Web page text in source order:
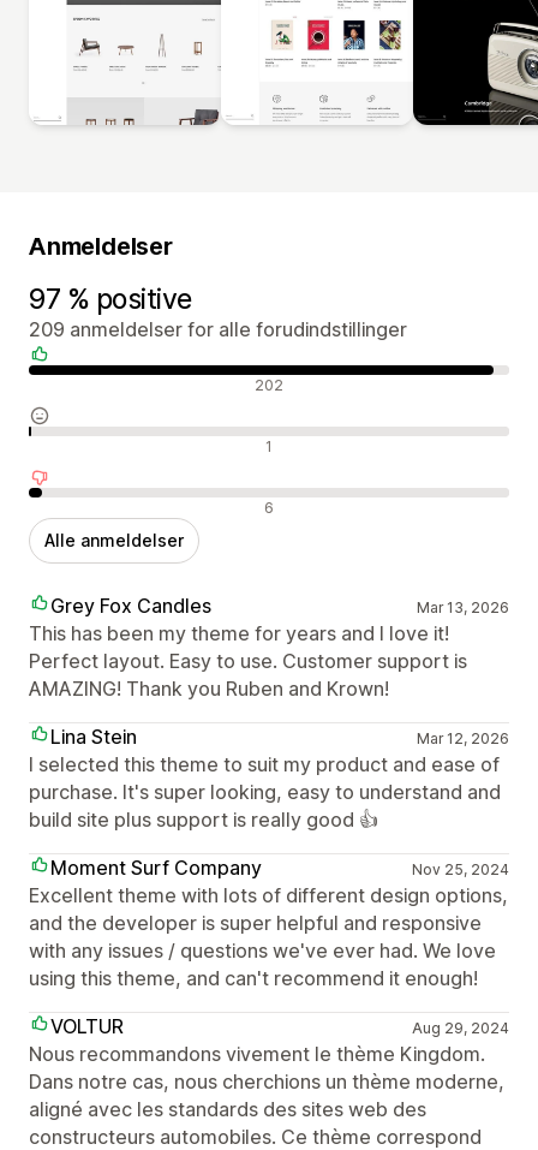
Anmeldelser
97 % positive
209 anmeldelser for alle forudindstillinger
Positive anmeldelser 202
Neutrale anmeldelser 1
Negative anmeldelser 6
Alle anmeldelser
Grey Fox Candles Mar 13, 2026
This has been my theme for years and I love it!
Perfect layout. Easy to use. Customer support is
AMAZING! Thank you Ruben and Krown!
Lina Stein
Mar 12, 2026
I selected this theme to suit my product and ease of
purchase. It's super looking, easy to understand and
build site plus support is really good 👍
Moment Surf Company
Nov 25, 2024
Excellent theme with lots of different design options,
and the developer is super helpful and responsive
with any issues / questions we've ever had. We love
using this theme, and can't recommend it enough!
VOLTUR
Aug 29, 2024
Nous recommandons vivement le thème Kingdom.
Dans notre cas, nous cherchions un thème moderne,
aligné avec les standards des sites web des
constructeurs automobiles. Ce thème correspond